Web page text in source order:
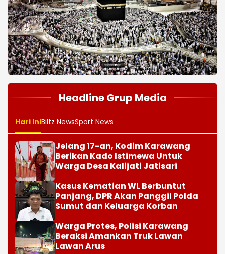
Jelang 17-an, Kodim Karawang
Berikan Kado Istimewa Untuk
Warga Desa Kalijati Jatisari
Kasus Kematian WL Berbuntut
Panjang, DPR Akan Panggil Polda
Sumut dan Keluarga Korban
Warga Protes, Polisi Karawang
Lawan Arus
Bakal Terjadi Gerhana Matahari
Total 12 Agustus 2026
Karawang Gali Potensi Bakat,
Disdikbud Gelar Lomba Dalang Cilik
Selengkapnya